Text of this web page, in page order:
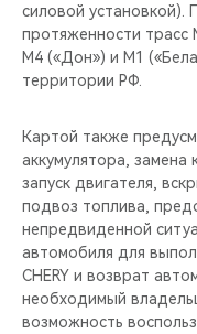
силовой установкой).
протяженности
М4 («Дон») и М1
территории РФ.
Картой также
аккумулятора, замена
запуск двигателя,
подвоз топлива,
непредвиденной
автомобиля для
CHERY и возврат
необходимый
возможность